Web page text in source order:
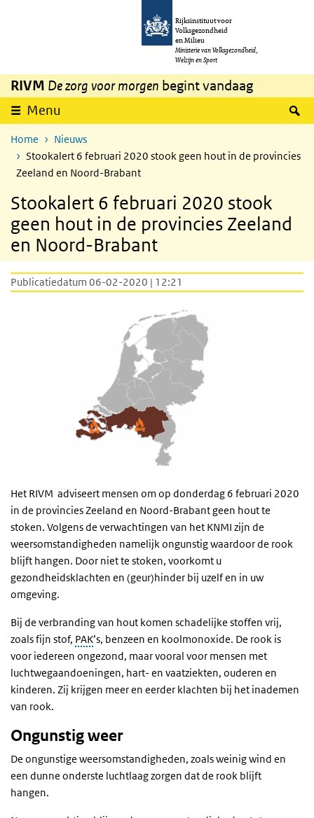
Overslaan en naar de inhoud gaan
Rijksinstituut voor
Volksgezondheid
en Milieu
Ministerie van Volksgezondheid,
Welzijn en Sport
RIVM De zorg voor morgen begint vandaag
Menu
Home
Nieuws
Stookalert 6 februari 2020 stook geen hout in de provincies
Zeeland en Noord-Brabant
Stookalert 6 februari 2020 stook
geen hout in de provincies Zeeland
en Noord-Brabant
Publicatiedatum 06-02-2020 | 12:21
Het RIVM adviseert mensen om op donderdag 6 februari 2020
in de provincies Zeeland en Noord-Brabant geen hout te
stoken. Volgens de verwachtingen van het KNMI zijn de
weersomstandigheden namelijk ongunstig waardoor de rook
blijft hangen. Door niet te stoken, voorkomt u
gezondheidsklachten en (geur)hinder bij uzelf en in uw
omgeving.
Bij de verbranding van hout komen schadelijke stoffen vrij,
zoals fijn stof, PAK’s, benzeen en koolmonoxide. De rook is
voor iedereen ongezond, maar vooral voor mensen met
luchtwegaandoeningen, hart- en vaatziekten, ouderen en
kinderen. Zij krijgen meer en eerder klachten bij het inademen
van rook.
Ongunstig weer
De ongunstige weersomstandigheden, zoals weinig wind en
een dunne onderste luchtlaag zorgen dat de rook blijft
hangen.